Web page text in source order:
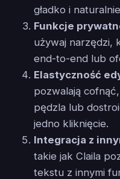
gładko i
Funkcje
używaj narzędzi,
end-to-end lub
Elastyczność
pozwalają
pędzla lub
jedno kliknięcie.
Integracja z
takie jak Claila
tekstu z innymi